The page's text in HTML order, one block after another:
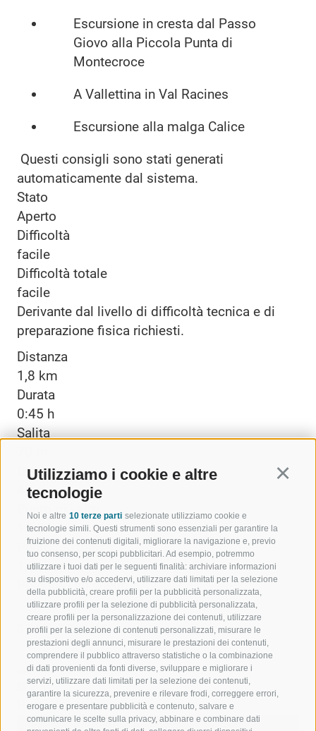
Utilizziamo i cookie e altre
tecnologie
Noi e altre 10 terze parti selezionate utilizziamo cookie e
tecnologie simili. Questi strumenti sono essenziali per garantire la
fruizione dei contenuti digitali, migliorare la navigazione e, previo
tuo consenso, per scopi pubblicitari. Ad esempio, potremmo
utilizzare i tuoi dati per le seguenti finalità: archiviare informazioni
su dispositivo e/o accedervi, utilizzare dati limitati per la selezione
della pubblicità, creare profili per la pubblicità personalizzata,
utilizzare profili per la selezione di pubblicità personalizzata,
creare profili per la personalizzazione dei contenuti, utilizzare
profili per la selezione di contenuti personalizzati, misurare le
prestazioni degli annunci, misurare le prestazioni dei contenuti,
comprendere il pubblico attraverso statistiche o la combinazione
di dati provenienti da fonti diverse, sviluppare e migliorare i
servizi, utilizzare dati limitati per la selezione dei contenuti,
garantire la sicurezza, prevenire e rilevare frodi, correggere errori,
erogare e presentare pubblicità e contenuto, salvare e
comunicare le scelte sulla privacy, abbinare e combinare dati
Escursione in cresta dal Passo
Giovo alla Piccola Punta di
Montecroce
A Vallettina in Val Racines
Escursione alla malga Calice
Questi consigli sono stati generati
automaticamente dal sistema.
Stato
Aperto
Difficoltà
facile
Difficoltà totale
facile
Derivante dal livello di difficoltà tecnica e di
preparazione fisica richiesti.
Distanza
1,8 km
Durata
0:45 h
Salita
Discesa
49 m
Punto più alto
1.887 m
Punto più basso
1.818 m
Percorso ad anello
STATISTICHE
Punti di interesse
Avvia Anteprima Flyover Interrompi